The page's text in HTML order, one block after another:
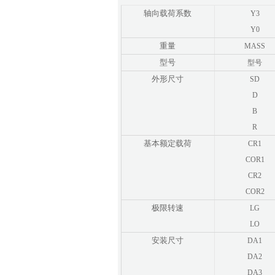
轴向载荷系数
Y3
Y0
重量 MASS
型号 型号
外形尺寸
SD
D
B
R
基本额定载荷
CR1
COR1
CR2
COR2
极限转速
LG
LO
安装尺寸
DA1
DA2
DA3